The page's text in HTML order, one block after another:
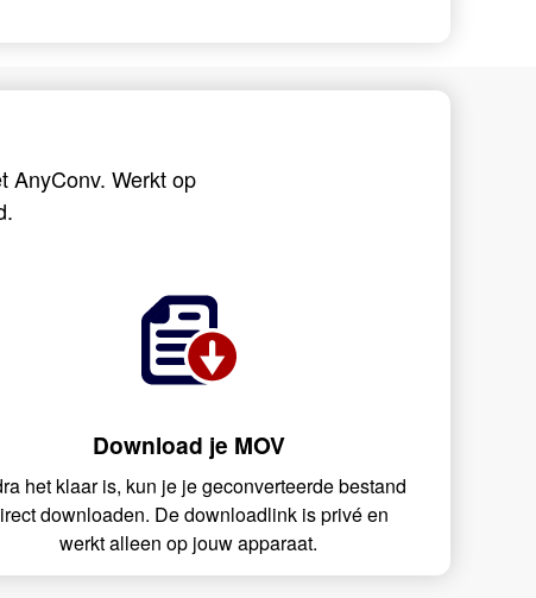
AnyConv. Werkt op
Download je MOV
het klaar is, kun je je geconverteerde bestand
downloaden. De downloadlink is privé en
werkt alleen op jouw apparaat.